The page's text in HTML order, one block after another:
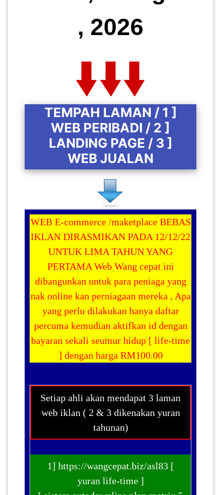
, 2026
TEMPAH LAMAN / 1 ]
WEB PERIBADI / 2 ]
LANDING PAGE / 3 ]
WEB JUALAN
WEB E-commerce /maketplace BEBAS
IKLAN DIRASMIKAN PADA 12/12/22
UNTUK LIMA TAHUN YANG
PERTAMAWeb Wang cepat ini
dibangunkan untuk para peniaga yang
nak online kan perniagaan mereka , Apa
yang perlu dilakukan hanya daftar
percuma kemudian aktifkan id dengan
bayaran sekali seumur hidup [ life-time
] dengan harga RM100.00
Setiap ahli akan mendapat 3 laman
web iklan ( 2 & 3 dikenakan yuran
tahunan)
1] https://wangcepat.biz/asl83 [
yuran life-time ]